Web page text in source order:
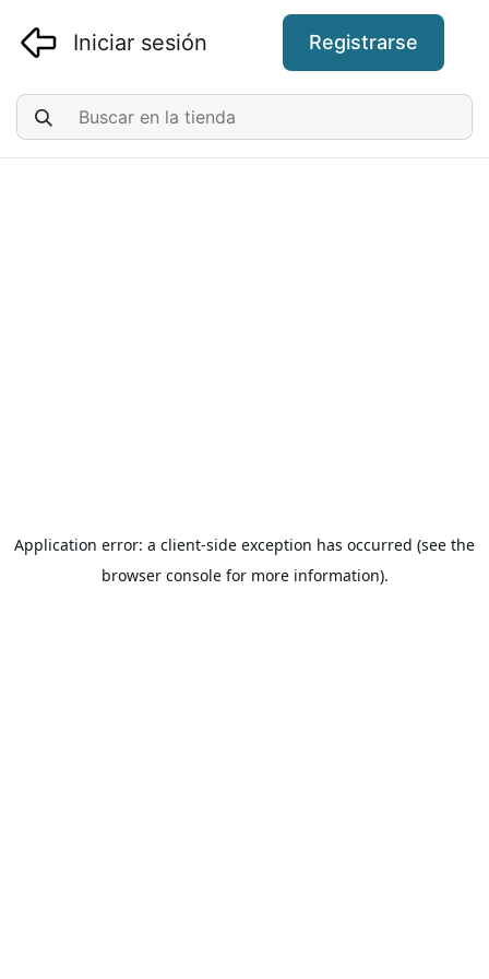
Iniciar sesión Registrarse